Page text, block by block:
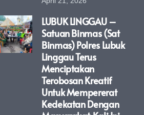
LUBUK LINGGAU –
Satuan Binmas (Sat
Binmas) Polres Lubuk
Linggau Terus
Menciptakan
Terobosan Kreatif
Untuk Mempererat
Kedekatan Dengan